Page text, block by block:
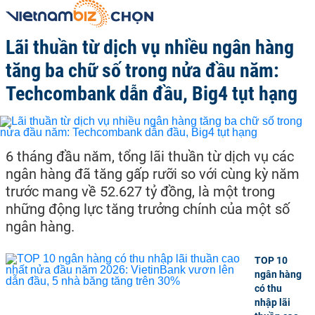
Lãi thuần từ dịch vụ nhiều ngân hàng
tăng ba chữ số trong nửa đầu năm:
Techcombank dẫn đầu, Big4 tụt hạng
6 tháng đầu năm, tổng lãi thuần từ dịch vụ các
ngân hàng đã tăng gấp rưỡi so với cùng kỳ năm
trước mang về 52.627 tỷ đồng, là một trong
những động lực tăng trưởng chính của một số
ngân hàng.
TOP 10
ngân hàng
có thu
nhập lãi